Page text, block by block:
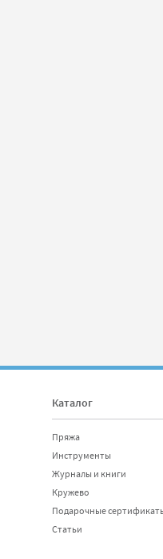
Каталог
Пряжа
Инструменты
Журналы и книги
Кружево
Подарочные
Статьи